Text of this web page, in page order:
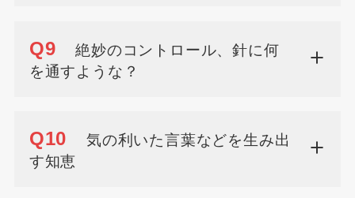
Q9
絶妙のコントロール、針に何
を通すような？
Q10
気の利いた言葉などを生み出
す知恵